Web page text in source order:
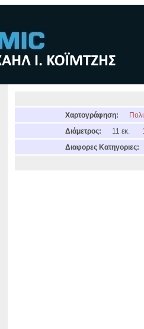
Χαρτογράφηση:
Διάμετρος:
11 εκ.
Διαφορες Κατηγοριες: